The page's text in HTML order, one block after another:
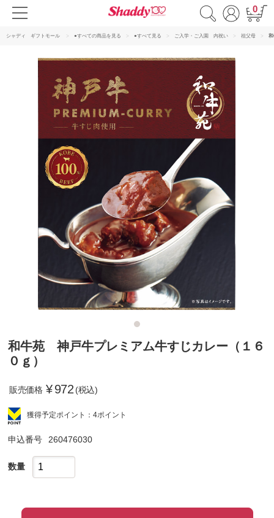
0
シャディ ギフトモール ●すべての商品を見る ●すべて見る ご入学・ご入園 内祝い 祖父母
和牛苑 神戸牛プレミアム牛すじカレー（１６
０ｇ）
販売価格 ¥972 (税込)
獲得予定ポイント：4ポイント
申込番号 260476030
数量